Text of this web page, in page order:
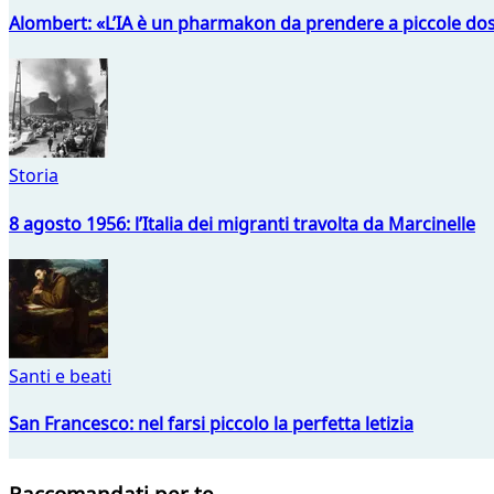
Alombert: «L’IA è un pharmakon da prendere a piccole
Storia
8 agosto 1956: l’Italia dei migranti travolta da Marcinelle
Santi e beati
San Francesco: nel farsi piccolo la perfetta letizia